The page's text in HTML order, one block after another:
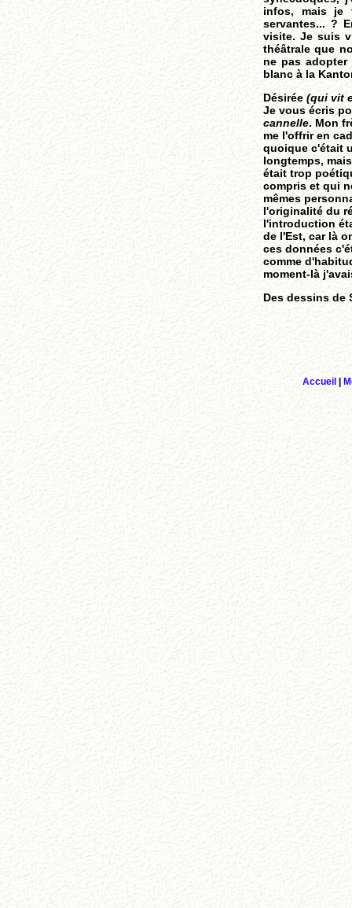
infos, mais je
servantes... ?
visite. Je suis
théâtrale que
ne pas
blanc à la
Désirée (qui vit
Je vous écris
cannelle. Mon
me l'offrir en
quoique c'était
longtemps,
était trop
compris et qui
mêmes
l'originalité du
l'introduction
de l'Est, car là
ces données
comme
moment-là
Des dessins de
Accueil |